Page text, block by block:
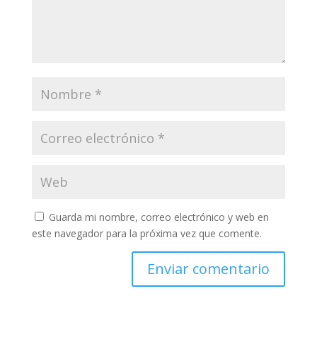
Guarda mi nombre, correo electrónico y web en
este navegador para la próxima vez que comente.